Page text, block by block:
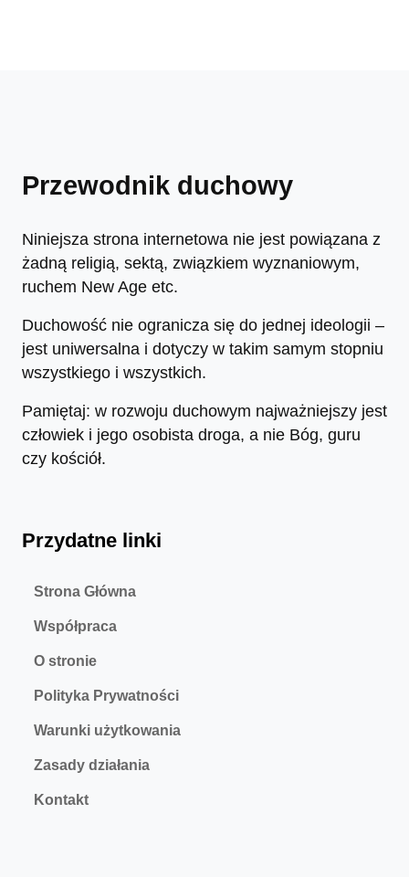
Przewodnik duchowy
Niniejsza strona internetowa nie jest powiązana z
żadną religią, sektą, związkiem wyznaniowym,
ruchem New Age etc.
Duchowość nie ogranicza się do jednej ideologii –
jest uniwersalna i dotyczy w takim samym stopniu
wszystkiego i wszystkich.
Pamiętaj: w rozwoju duchowym najważniejszy jest
człowiek i jego osobista droga, a nie Bóg, guru
czy kościół.
Przydatne linki
Strona Główna
Współpraca
O stronie
Polityka Prywatności
Warunki użytkowania
Zasady działania
Kontakt